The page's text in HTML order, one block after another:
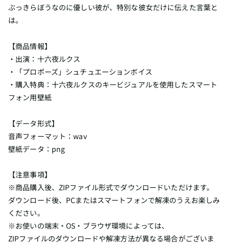
ぶっきらぼうなのに優しい彼が、特別な彼女だけに伝えた言葉と
は。
【商品情報】
・出演：十六夜ルクス
・「プロポーズ」シュチュエーションボイス
・購入特典：十六夜ルクスのキービジュアルを使用したスマート
フォン用壁紙
【データ形式】
音声フォーマット：wav
壁紙データ：png
【注意事項】
※商品購入後、 ZIPファイル形式でダウンロードいただけます。
ダウンロード後、PCまたはスマートフォンで解凍のうえお楽しみ
ください。
※お使いの端末・OS・ブラウザ環境によっては、
ZIPファイルのダウンロードや解凍方法が異なる場合がございま